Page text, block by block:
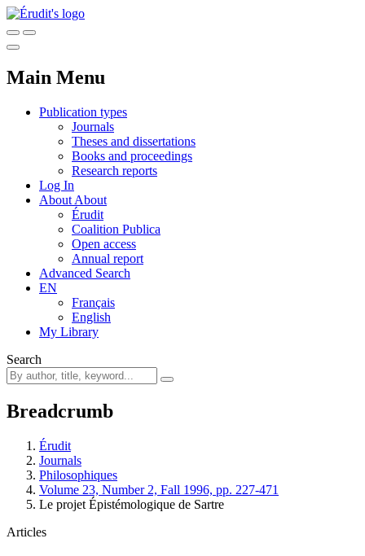
Main Menu
Publication types
Journals
Theses and dissertations
Books and proceedings
Research reports
Log In
About About
Érudit
Coalition Publica
Open access
Annual report
Advanced Search
EN
Français
English
My Library
Search
Breadcrumb
Érudit
Journals
Philosophiques
Volume 23, Number 2, Fall 1996, pp. 227-471
Le projet Épistémologique de Sartre
Articles